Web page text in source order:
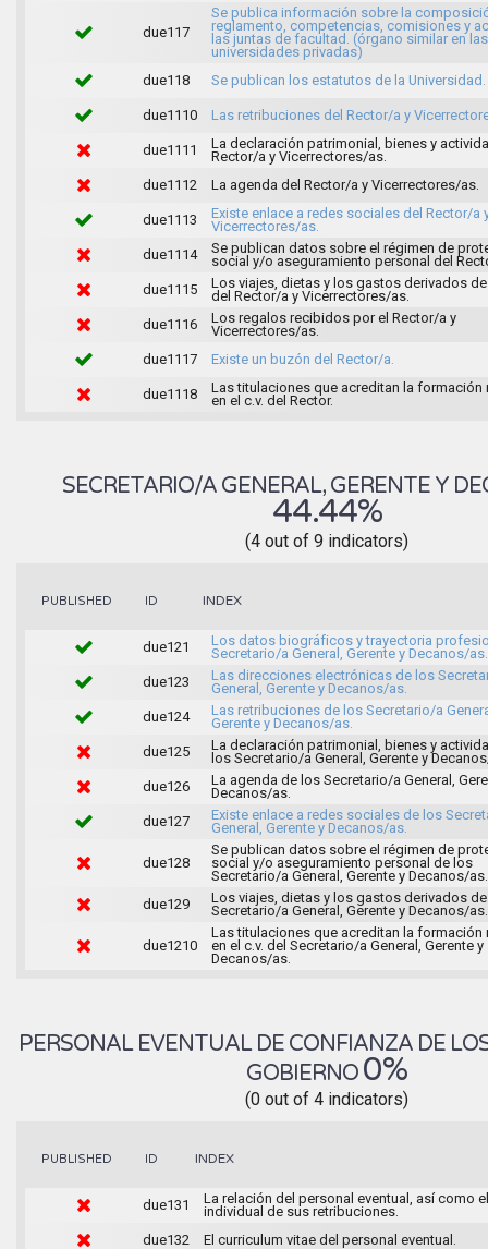
due117
Se publica información sobre la
reglamento, competencias, comisiones y
las juntas de facultad. (órgano similar en las
universidades privadas)
due118
Se publican los estatutos de la Universidad.
due1110 Las retribuciones del Rector/a y
due1111
La declaración patrimonial, bienes y
Rector/a y Vicerrectores/as.
due1112
La agenda del Rector/a y Vicerrectores/as.
due1113
Existe enlace a redes sociales del Rector/a
Vicerrectores/as.
due1114
Se publican datos sobre el régimen de
social y/o aseguramiento personal del
due1115
Los viajes, dietas y los gastos derivados
del Rector/a y Vicerrectores/as.
due1116
Los regalos recibidos por el Rector/a y
Vicerrectores/as.
due1117
Existe un buzón del Rector/a.
due1118
Las titulaciones que acreditan la formación
en el c.v. del Rector.
SECRETARIO/A GENERAL, GERENTE Y
44.44%
(4 out of 9 indicators)
PUBLISHED ID INDEX
due121
Los datos biográficos y trayectoria
Secretario/a General, Gerente y Decanos/as.
due123
Las direcciones electrónicas de los
General, Gerente y Decanos/as.
due124
Las retribuciones de los Secretario/a
Gerente y Decanos/as.
due125
La declaración patrimonial, bienes y
los Secretario/a General, Gerente y
due126
La agenda de los Secretario/a General,
Decanos/as.
due127
Existe enlace a redes sociales de los
General, Gerente y Decanos/as.
due128
Se publican datos sobre el régimen de
social y/o aseguramiento personal de los
Secretario/a General, Gerente y Decanos/as.
due129
Los viajes, dietas y los gastos derivados
Secretario/a General, Gerente y Decanos/as.
due1210
Las titulaciones que acreditan la formación
en el c.v. del Secretario/a General, Gerente y
Decanos/as.
PERSONAL EVENTUAL DE CONFIANZA DE
GOBIERNO 0%
(0 out of 4 indicators)
PUBLISHED ID INDEX
due131
La relación del personal eventual, así como
individual de sus retribuciones.
due132
El curriculum vitae del personal eventual.